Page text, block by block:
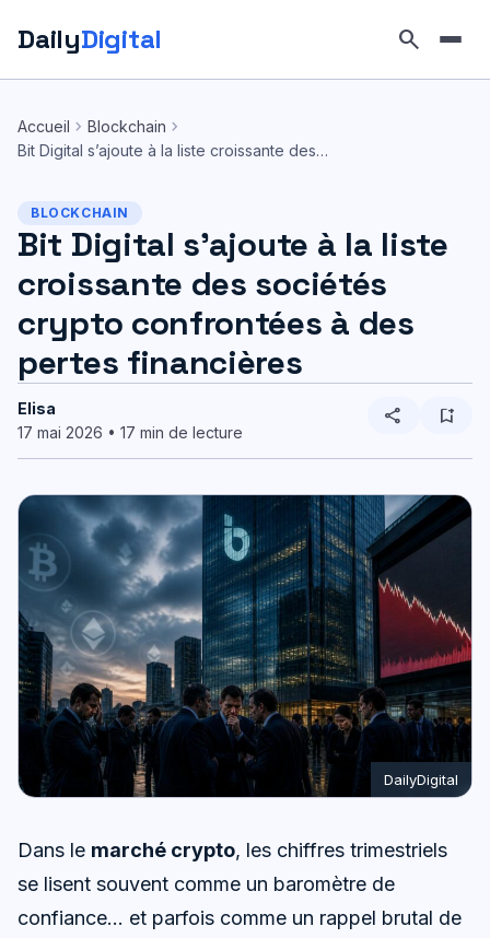
DailyDigital search
contenu
Accueil chevron_right Blockchain chevron_right
Bit Digital s’ajoute à la liste croissante des…
BLOCKCHAIN
Bit Digital s’ajoute à la liste
croissante des sociétés
crypto confrontées à des
pertes financières
Elisa
17 mai 2026 • 17 min de lecture
share bookmark_add
DailyDigital
Dans le marché crypto, les chiffres trimestriels
se lisent souvent comme un baromètre de
confiance… et parfois comme un rappel brutal de